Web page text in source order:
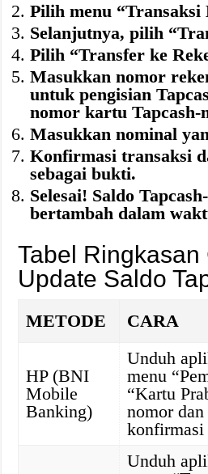
Pilih menu “Transaksi
Selanjutnya, pilih
Pilih “Transfer ke
Masukkan nomor
untuk pengisian
nomor kartu Tapcash-
Masukkan nominal
Konfirmasi transaksi
sebagai bukti.
Selesai! Saldo
bertambah dalam
Tabel Ringkasan
Update Saldo
METODE CARA
HP (BNI
Mobile
Banking)
Unduh
menu
“Kartu
nomor
konfirmasi
Unduh